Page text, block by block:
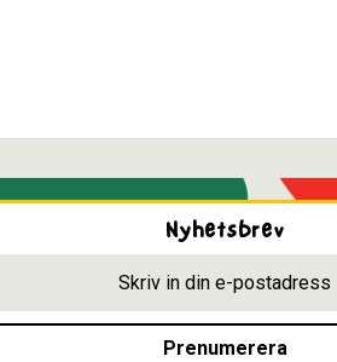
Nyhetsbrev
Prenumerera